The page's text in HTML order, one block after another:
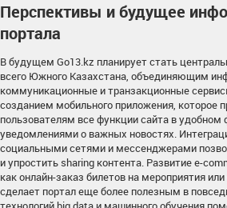
Перспективы и будущее
портала
В будущем Go13.kz планирует стать
всего Южного Казахстана, объединяющим
коммуникационные и транзакционные
созданием мобильного приложения, которое
пользователям все функции сайта в удобном
уведомлениями о важных новостях.
социальными сетями и мессенджерами
и упростить sharing контента. Развитие e-
как онлайн-заказ билетов на мероприятия или
сделает портал еще более полезным в